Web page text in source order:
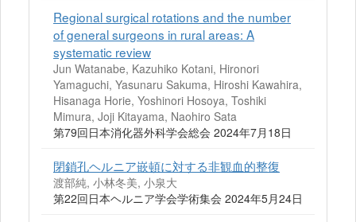
Regional surgical rotations and the number
of general surgeons in rural areas: A
systematic review
Jun Watanabe, Kazuhiko Kotani, Hironori
Yamaguchi, Yasunaru Sakuma, Hiroshi Kawahira,
Hisanaga Horie, Yoshinori Hosoya, Toshiki
Mimura, Joji Kitayama, Naohiro Sata
第79回日本消化器外科学会総会 2024年7月18日
閉鎖孔ヘルニア嵌頓に対する非観血的整復
渡部純, 小林冬美, 小泉大
第22回日本ヘルニア学会学術集会 2024年5月24日